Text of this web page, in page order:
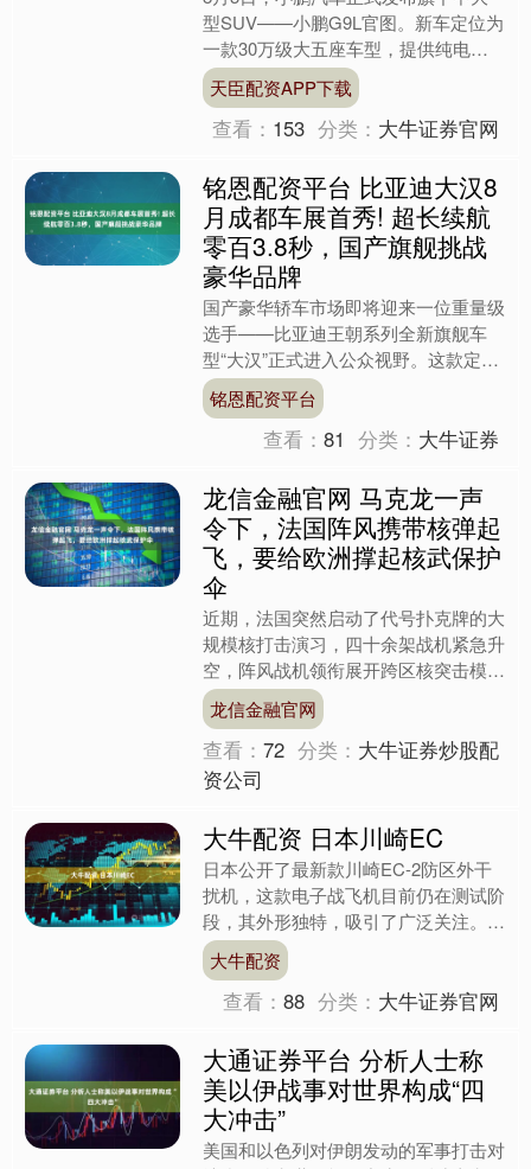
型SUV——小鹏G9L官图。新车定位为
一款30万级大五座车型，提供纯电、
增程两种动力，全系支持800V超快
充，9分钟可补能45....
天臣配资APP下载
查看： 153 分类： 大牛证券官网
铭恩配资平台 比亚迪大汉8
月成都车展首秀! 超长续航
零百3.8秒，国产旗舰挑战
豪华品牌
国产豪华轿车市场即将迎来一位重量级
选手——比亚迪王朝系列全新旗舰车
型“大汉”正式进入公众视野。这款定位
高端的大型轿车不仅在尺寸上直逼传统
豪华品牌，更以惊人的动力....
铭恩配资平台
查看：81 分类： 大牛证券
龙信金融官网 马克龙一声
令下，法国阵风携带核弹起
飞，要给欧洲撑起核武保护
伞
近期，法国突然启动了代号扑克牌的大
规模核打击演习，四十余架战机紧急升
空，阵风战机领衔展开跨区核突击模
拟，全方位展示了其空基核威慑的强大
实力。这场贴近实战的演练，....
龙信金融官网
查看：72 分类： 大牛证券炒股配
资公司
大牛配资 日本川崎EC
日本公开了最新款川崎EC-2防区外干
扰机，这款电子战飞机目前仍在测试阶
段，其外形独特，吸引了广泛关注。这
一设计理念源自其前辈机型，川崎EC-
1，而这款新型飞机的....
大牛配资
查看：88 分类： 大牛证券官网
大通证券平台 分析人士称
美以伊战事对世界构成“四
大冲击”
美国和以色列对伊朗发动的军事打击对